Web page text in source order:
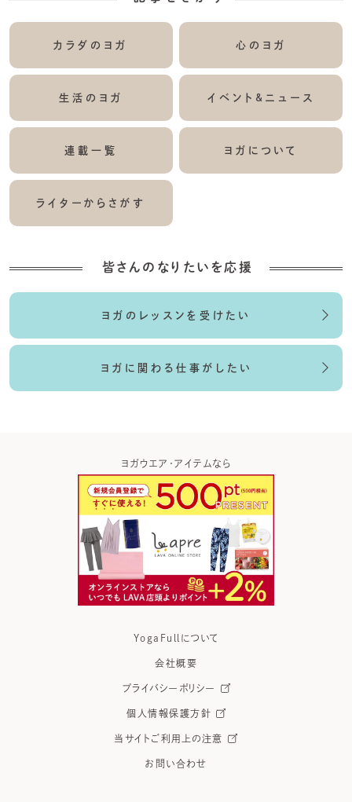
カラダのヨガ 心のヨガ
生活のヨガ イベント&ニュース
連載一覧 ヨガについて
ライターからさがす
皆さんのなりたいを応援
ヨガのレッスンを受けたい
ヨガに関わる仕事がしたい
ヨガウエア・アイテムなら
YogaFullについて
会社概要
プライバシーポリシー
個人情報保護方針
当サイトご利用上の注意
お問い合わせ